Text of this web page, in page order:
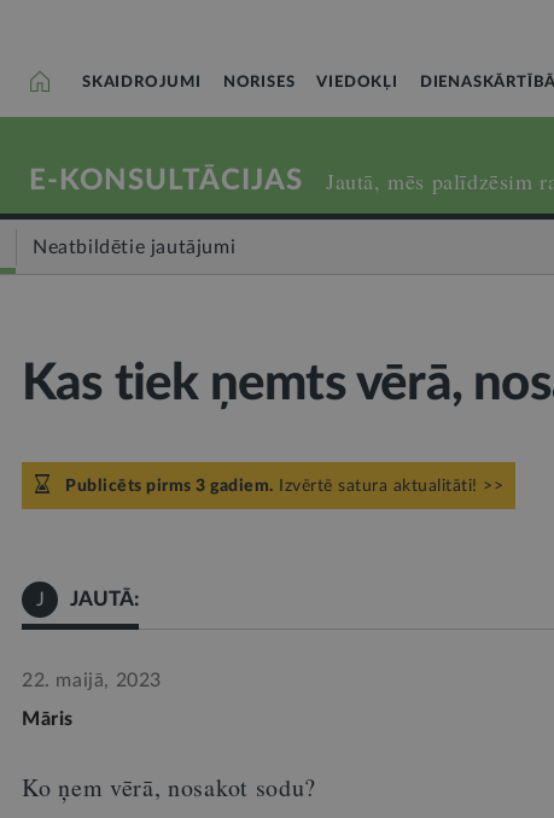
SKAIDROJUMI NORISES VIEDOKĻI DIENASKĀRTĪBĀ
E-KONSULTĀCIJAS Jautā, mēs palīdzēsim
Neatbildētie jautājumi
Kas tiek ņemts vērā,
Publicēts pirms 3 gadiem. Izvērtē satura aktualitāti! >>
J JAUTĀ:
22. maijā, 2023
Māris
Ko ņem vērā, nosakot sodu?